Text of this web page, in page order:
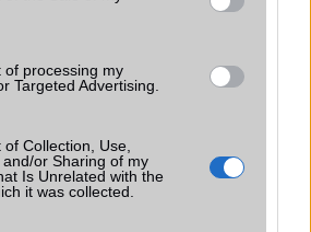
of processing my
Targeted Advertising.
Collection, Use,
or Sharing of my
Is Unrelated with the
it was collected.
gyártású".végre eljutottak odáig hogy